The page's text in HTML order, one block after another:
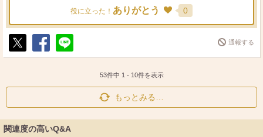
役に立った！ ありがとう 0
ポ
シ
送
通報する
53件中 1 - 10件を表示
もっとみる…
関連度の高いQ&A